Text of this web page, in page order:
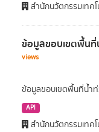
สำนักนวัตกรรมเทค
ข้อมูลขอบเขตพื้นที่
views
ข้อมูลขอบเขตพื้นที่น้ำ
API
สำนักนวัตกรรมเทค